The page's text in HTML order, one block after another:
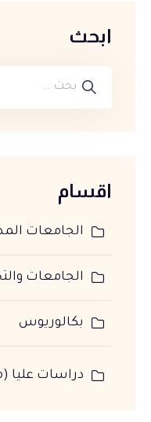
ابحث
اقسام
الجامعات
الجامعات
بكالوريوس
دراسات عليا